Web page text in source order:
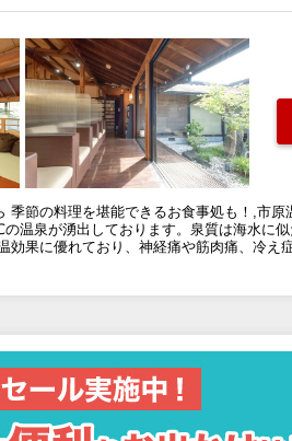
節の料理を堪能できるお食事処も！,市
温泉が湧出しております。泉質は海水に
効果に優れており、神経痛や筋肉痛、冷え